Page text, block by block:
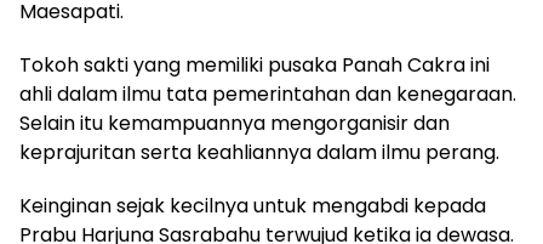
Maesapati.
Tokoh sakti yang memiliki pusaka Panah Cakra ini
ahli dalam ilmu tata pemerintahan dan kenegaraan.
Selain itu kemampuannya mengorganisir dan
keprajuritan serta keahliannya dalam ilmu perang.
Keinginan sejak kecilnya untuk mengabdi kepada
Prabu Harjuna Sasrabahu terwujud ketika ia dewasa.